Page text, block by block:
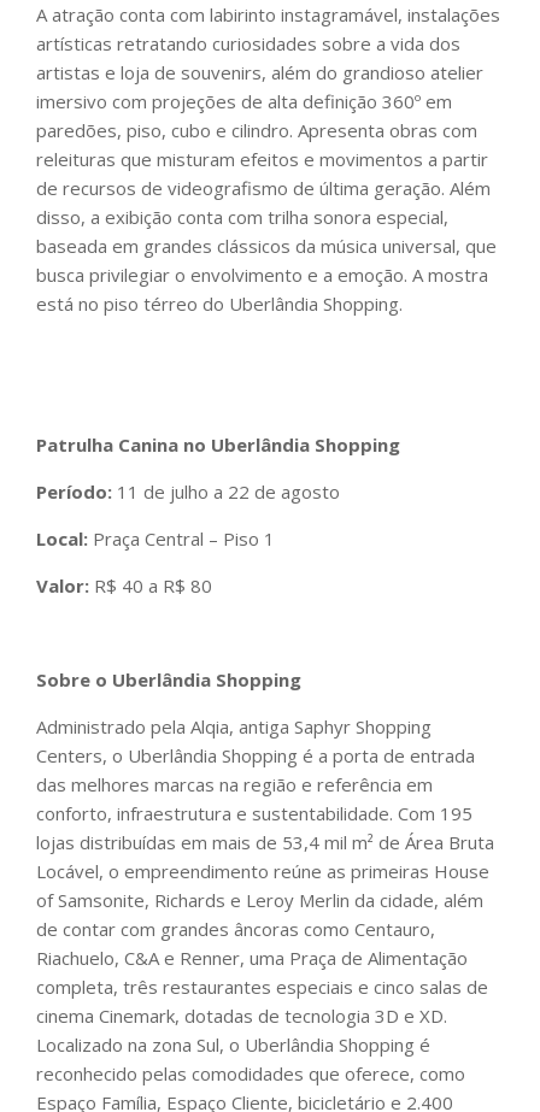
A atração conta com labirinto instagramável, instalações
artísticas retratando curiosidades sobre a vida dos
artistas e loja de souvenirs, além do grandioso atelier
imersivo com projeções de alta definição 360º em
paredões, piso, cubo e cilindro. Apresenta obras com
releituras que misturam efeitos e movimentos a partir
de recursos de videografismo de última geração. Além
disso, a exibição conta com trilha sonora especial,
baseada em grandes clássicos da música universal, que
busca privilegiar o envolvimento e a emoção. A mostra
está no piso térreo do Uberlândia Shopping.
Patrulha Canina no Uberlândia Shopping
Período: 11 de julho a 22 de agosto
Local: Praça Central – Piso 1
Valor: R$ 40 a R$ 80
Sobre o Uberlândia Shopping
Administrado pela Alqia, antiga Saphyr Shopping
Centers, o Uberlândia Shopping é a porta de entrada
das melhores marcas na região e referência em
conforto, infraestrutura e sustentabilidade. Com 195
lojas distribuídas em mais de 53,4 mil m² de Área Bruta
Locável, o empreendimento reúne as primeiras House
of Samsonite, Richards e Leroy Merlin da cidade, além
de contar com grandes âncoras como Centauro,
Riachuelo, C&A e Renner, uma Praça de Alimentação
completa, três restaurantes especiais e cinco salas de
cinema Cinemark, dotadas de tecnologia 3D e XD.
Localizado na zona Sul, o Uberlândia Shopping é
reconhecido pelas comodidades que oferece, como
Espaço Família, Espaço Cliente, bicicletário e 2.400